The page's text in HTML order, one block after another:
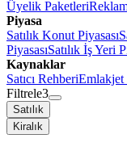
Üyelik Paketleri
Piyasa
Satılık Konut Piyasası
PiyasasıSatılık İş Yeri
Kaynaklar
Satıcı Rehberi
Filtrele3
Satılık
Kiralık